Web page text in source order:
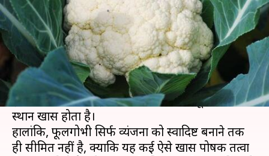
लेखन अंजली Nov 04, 2020 09:15 pm
क्या है खबर?
फूलगोभी का इस्तेमाल पराठों से लेकर सब्जी और पकौड़े
आदि बनाने के लिए बहुत ही शौक से किया जाता है।
इसके अलावा भी कई ऐसे व्यंजन हैं, जिनमें फूल गोभी का
स्थान खास होता है।
हालांकि, फूलगोभी सिर्फ व्यंजनों को स्वादिष्ट बनाने तक
ही सीमित नहीं है, क्योंकि यह कई ऐसे खास पोषक तत्वों